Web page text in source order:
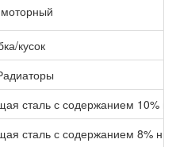
кусок
сталь с содержанием 10%
сталь с содержанием 8%